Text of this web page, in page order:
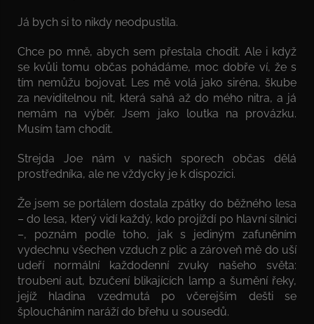
Já bych si to nikdy neodpustila.
Chce po mně, abych sem přestala chodit. Ale i když
se kvůli tomu občas pohádáme, moc dobře ví, že s
tím nemůžu bojovat. Les mě volá jako siréna, škube
za neviditelnou nit, která sahá až do mého nitra, a já
nemám na výběr. Jsem jako loutka na provázku.
Musím tam chodit.
Strejda Joe nám v našich sporech občas dělá
prostředníka, ale ne vždycky je k dispozici.
Že jsem se portálem dostala zpátky do běžného lesa
– do lesa, který vidí každý, kdo projíždí po hlavní silnici
–, poznám podle toho, jak s jediným zafuněním
vydechnu všechen vzduch z plic a zároveň mě do uší
udeří normální každodenní zvuky našeho světa:
troubení aut, bzučení blikajících lamp a šumění řeky,
jejíž hladina vzedmutá po včerejším dešti se
šploucháním naráží do břehu u sousedů.